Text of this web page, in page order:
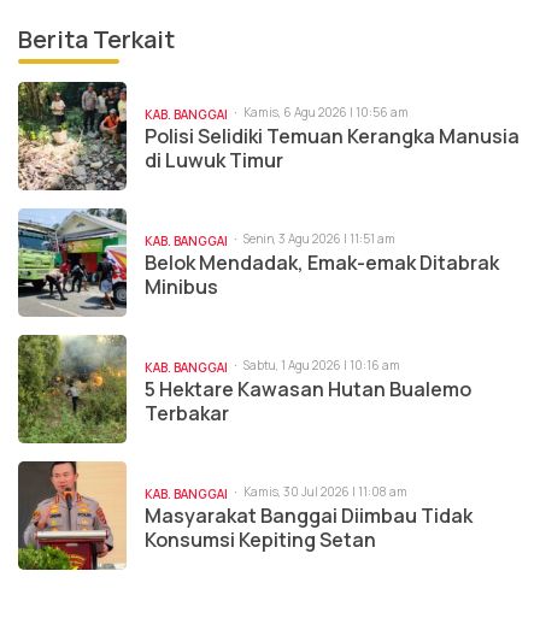
Berita Terkait
KAB. BANGGAI Kamis, 6 Agu 2026 | 10:56 am
Polisi Selidiki Temuan Kerangka Manusia
di Luwuk Timur
KAB. BANGGAI Senin, 3 Agu 2026 | 11:51 am
Belok Mendadak, Emak-emak Ditabrak
Minibus
KAB. BANGGAI Sabtu, 1 Agu 2026 | 10:16 am
5 Hektare Kawasan Hutan Bualemo
Terbakar
KAB. BANGGAI Kamis, 30 Jul 2026 | 11:08 am
Masyarakat Banggai Diimbau Tidak
Konsumsi Kepiting Setan